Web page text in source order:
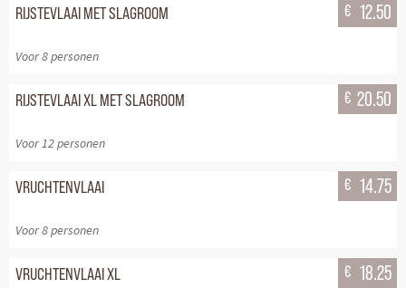
RIJSTEVLAAI MET SLAGROOM
Voor 8 personen
€ 12.50
RIJSTEVLAAI XL MET SLAGROOM
Voor 12 personen
€ 20.50
VRUCHTENVLAAI
Voor 8 personen
€ 14.75
VRUCHTENVLAAI XL € 18.25